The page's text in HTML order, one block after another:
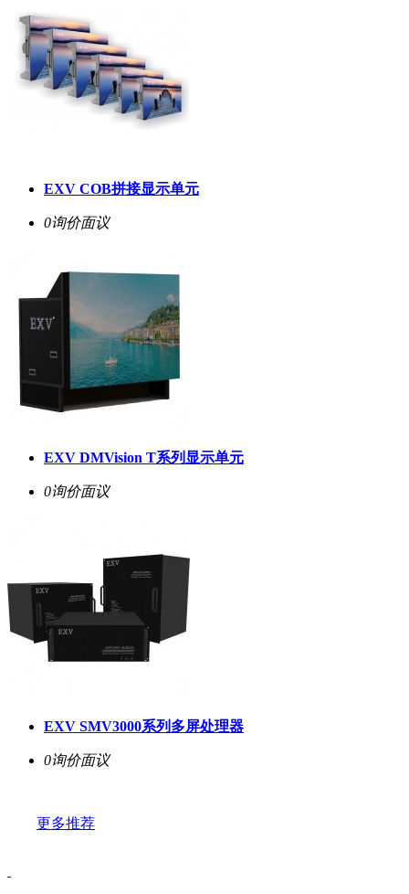
EXV COB拼接显示单元
0询价面议
EXV DMVision T系列显示单元
0询价面议
EXV SMV3000系列多屏处理器
0询价面议
更多推荐